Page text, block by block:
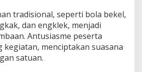
i
o
n
a
l
,
tradisional, seperti bola bekel,
dan engklek, menjadi
Antusiasme peserta
menciptakan suasana
satuan.